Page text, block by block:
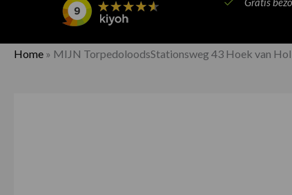
Home » MIJN TorpedoloodsStationsweg 43 Hoek van